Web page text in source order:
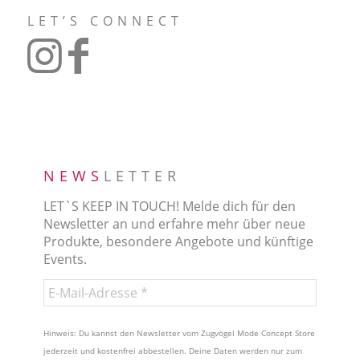
LET’S CONNECT
NEWS LETTER
LET`S KEEP IN TOUCH! Melde dich für den
Newsletter an und erfahre mehr über neue
Produkte, besondere Angebote und künftige
Events.
Hinweis: Du kannst den Newsletter vom Zugvögel Mode Concept Store
jederzeit und kostenfrei abbestellen. Deine Daten werden nur zum